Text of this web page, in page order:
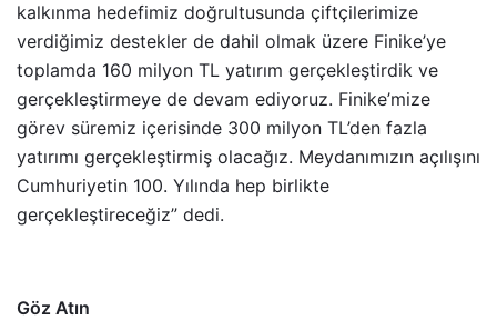
kalkınma hedefimiz doğrultusunda çiftçilerimize
verdiğimiz destekler de dahil olmak üzere Finike’ye
toplamda 160 milyon TL yatırım gerçekleştirdik ve
gerçekleştirmeye de devam ediyoruz. Finike’mize
görev süremiz içerisinde 300 milyon TL’den fazla
yatırımı gerçekleştirmiş olacağız. Meydanımızın açılışını
Cumhuriyetin 100. Yılında hep birlikte
gerçekleştireceğiz” dedi.
Göz Atın